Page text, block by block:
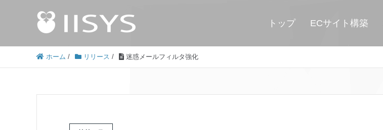
トップ ECサイト構築
ホーム / リリース / 迷惑メールフィルタ強化